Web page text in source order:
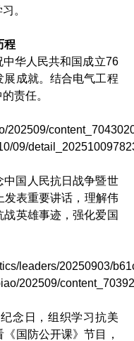
。
程
华人民共和国成立76
展成就。结合电气工程
责任。
202509/
09/
国人民抗日战争暨世
发表重要讲话，理解伟
英雄事迹，强化爱国
leaders/20250903/
202509/
念日，组织学习抗美
国防公开课》节目，